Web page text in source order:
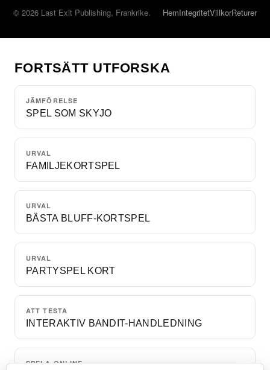
© 2026 Last Exit Publishing, Frankrike. HemIntegritetVillkorReturer
FORTSÄTT UTFORSKA
JÄMFÖRELSE
SPEL SOM SKYJO
URVAL
FAMILJEKORTSPEL
URVAL
BÄSTA BLUFF-KORTSPEL
URVAL
PARTYSPEL KORT
ATT TESTA
INTERAKTIV BANDIT-HANDLEDNING
SPELA ONLINE